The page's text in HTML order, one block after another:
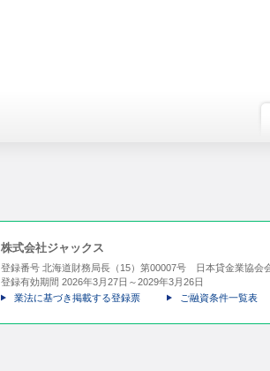
株式会社ジャックス
登録番号 北海道財務局長（15）第00007号
日本貸金業協会
登録有効期間 2026年3月27日～2029年3月26日
業法に基づき掲載する登録票
ご融資条件一覧表